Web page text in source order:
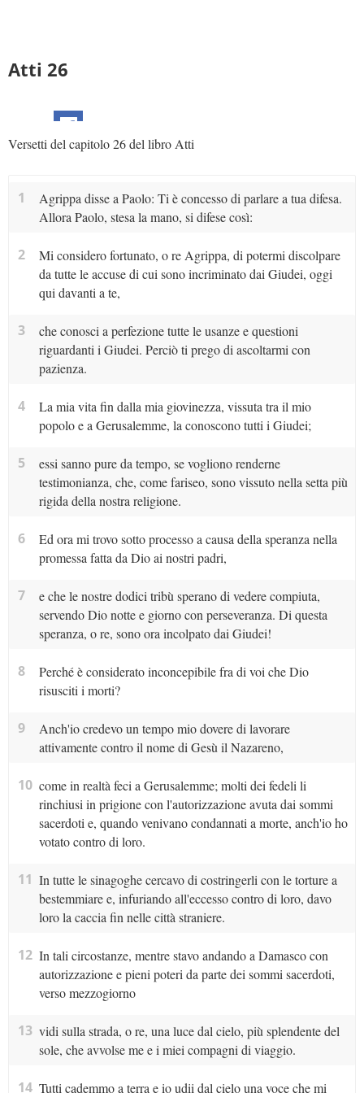
Atti 26
Versetti del capitolo 26 del libro Atti
1
Agrippa disse a Paolo: Ti è concesso di parlare a tua difesa.
Allora Paolo, stesa la mano, si difese così:
2
Mi considero fortunato, o re Agrippa, di potermi discolpare
da tutte le accuse di cui sono incriminato dai Giudei, oggi
qui davanti a te,
3
che conosci a perfezione tutte le usanze e questioni
riguardanti i Giudei. Perciò ti prego di ascoltarmi con
pazienza.
4
La mia vita fin dalla mia giovinezza, vissuta tra il mio
popolo e a Gerusalemme, la conoscono tutti i Giudei;
5
essi sanno pure da tempo, se vogliono renderne
testimonianza, che, come fariseo, sono vissuto nella setta più
rigida della nostra religione.
6
Ed ora mi trovo sotto processo a causa della speranza nella
promessa fatta da Dio ai nostri padri,
7
e che le nostre dodici tribù sperano di vedere compiuta,
servendo Dio notte e giorno con perseveranza. Di questa
speranza, o re, sono ora incolpato dai Giudei!
8
Perché è considerato inconcepibile fra di voi che Dio
risusciti i morti?
9
Anch'io credevo un tempo mio dovere di lavorare
attivamente contro il nome di Gesù il Nazareno,
10 come in realtà feci a Gerusalemme; molti dei fedeli li
rinchiusi in prigione con l'autorizzazione avuta dai sommi
sacerdoti e, quando venivano condannati a morte, anch'io ho
votato contro di loro.
11 In tutte le sinagoghe cercavo di costringerli con le torture a
bestemmiare e, infuriando all'eccesso contro di loro, davo
loro la caccia fin nelle città straniere.
12 In tali circostanze, mentre stavo andando a Damasco con
autorizzazione e pieni poteri da parte dei sommi sacerdoti,
verso mezzogiorno
13 vidi sulla strada, o re, una luce dal cielo, più splendente del
sole, che avvolse me e i miei compagni di viaggio.
14 Tutti cademmo a terra e io udii dal cielo una voce che mi